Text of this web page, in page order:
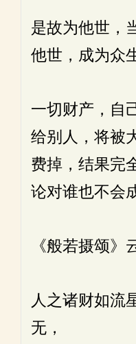
是故为他世，
他世，成为众
一切财产，自
给别人，将被
费掉，结果完
论对谁也不会
《般若摄颂》
人之诸财如流
无，